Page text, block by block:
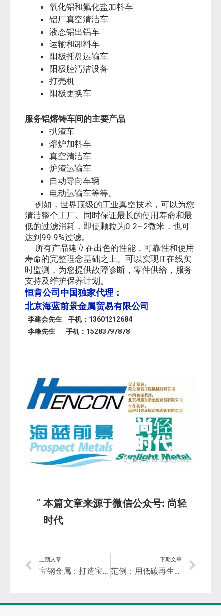
氧化铝和氟化盐加料车
铝厂真空清洁车
液态铝出铝车
运输和卸料车
阳极托盘运输车
阳极腔清洁设备
打壳机
阳极更换车
服务铝熔铸车间的主要产品
扒渣车
熔炉加料车
真空清洁车
炉渣运输车
自动导向车辆
电动运输车等等。
例如，世界顶级的工业真空技术，可以为您
清洁整个工厂。同时保证最长的使用寿命和最
低的过滤消耗，即使颗粒为0.2~2微米，也可
达到 99.9%过滤。
所有产品建立在出色的性能，可靠性和使用
寿命的完整理念基础之上。可以实现IT在线实
时监测，为您提供故障诊断，零件供给，服务
支持及维护保养计划。
恒肯公司中国独家代理：
北京海蓝前景金属贸易有限公司
李建会先生 手机： 13601212684
李峰先生 手机：15283797878
本篇文章来源于微信公众号: 尚轻
时代
上期文章
宝钢金属：打造宝武镁业，缔造镁产业生态圈是一盘大棋
下期文章
范例：用低碳再生铝建造低碳办公楼！